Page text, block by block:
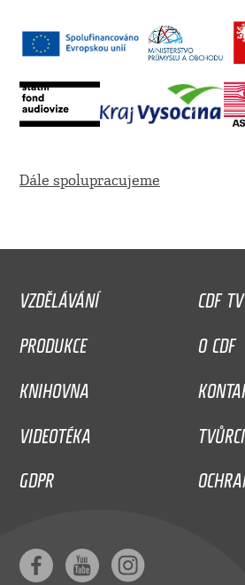
Dále spolupracujeme
VZDĚLÁVÁNÍ
CDF TV
PRODUKCE
O CDF
KNIHOVNA
VIDEOTÉKA
TVŮRCI
GDPR